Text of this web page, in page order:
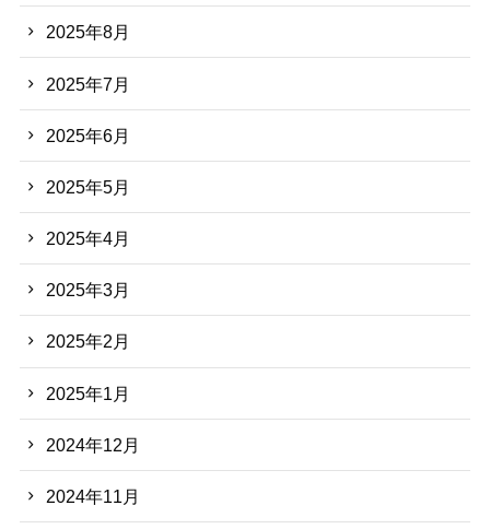
2025年8月
2025年7月
2025年6月
2025年5月
2025年4月
2025年3月
2025年2月
2025年1月
2024年12月
2024年11月